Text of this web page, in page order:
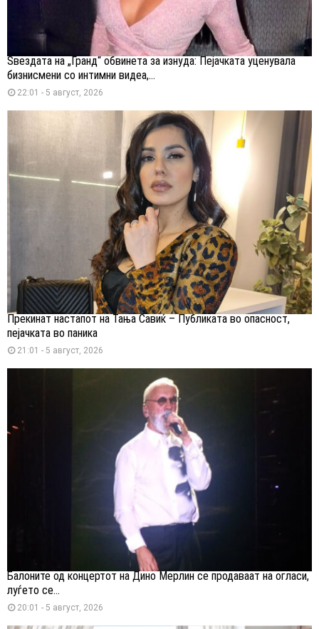
Ѕвездата на „Гранд“ обвинета за изнуда: Пејачката уценувала
бизнисмени со интимни видеа,...
22:01 - 5 август, 2026
Прекинат настапот на Тања Савиќ – Публиката во опасност,
пејачката во паника
21:01 - 5 август, 2026
Балоните од концертот на Дино Мерлин се продаваат на огласи,
луѓето се...
20:01 - 5 август, 2026